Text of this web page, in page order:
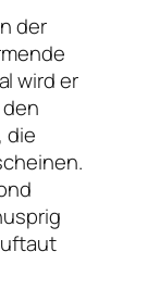
der
wird er
die